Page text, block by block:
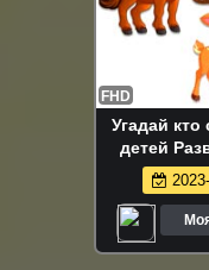
FHD
Угадай
детей